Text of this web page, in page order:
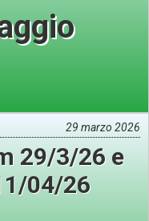
29 marzo 2026
29/3/26 e
04/26